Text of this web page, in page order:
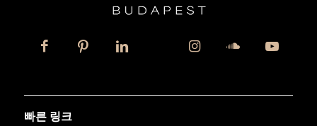
빠른 링크